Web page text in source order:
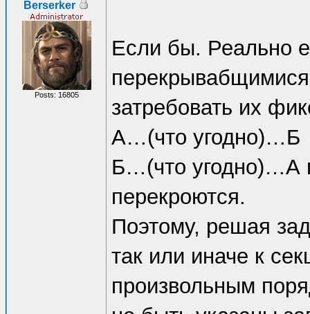
Berserker
Posts: 16805
Если бы. Реально
затребовать их
А…(что угодно)…Б
Б…(что угодно)…А
перекроются.
Поэтому, решая
так или иначе к
произвольным